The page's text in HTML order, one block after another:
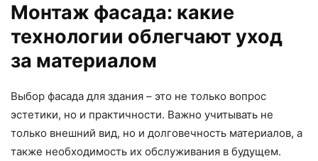
Монтаж фасада: какие
технологии облегчают уход
за материалом
Выбор фасада для здания – это не только вопрос
эстетики, но и практичности. Важно учитывать не
только внешний вид, но и долговечность материалов, а
также необходимость их обслуживания в будущем.